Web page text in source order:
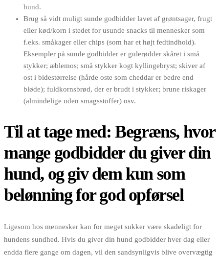
hund.
Brug så vidt muligt sunde godbidder lavet af grøntsager, frugt
eller kød/korn i stedet for usunde snacks til mennesker som
f.eks. småkager eller chips (som har et højt fedtindhold).
Eksempler på sunde godbidder er gulerødder skåret i små
stykker; æblemos; små stykker kogt kyllingebryst; skiver af
ost i bidestørrelse (hårde oste som cheddar er bedre end
bløde); fuldkornsbrød, der er brudt i stykker; brune riskager
(almindelige uden smagsstoffer) osv.
Til at tage med: Begræns, hvor
mange godbidder du giver din
hund, og giv dem kun som
belønning for god opførsel
Ligesom hos mennesker kan for meget sukker være skadeligt for
hundens sundhed. Hvis du giver din hund godbidder hver dag eller
endda flere gange om dagen, vil den sandsynligvis blive overvægtig